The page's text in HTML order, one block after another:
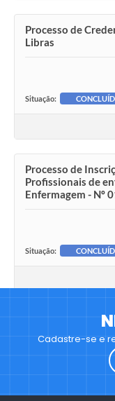
Processo de
Libras
Situação:
Processo de
Profissionais de
Enfermagem - Nº
Situação:
Cadastre-se e